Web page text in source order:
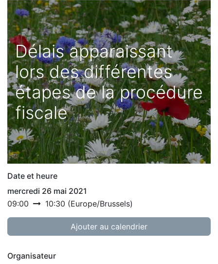
Délais apparaissant
lors des différentes
étapes de la procédure
fiscale
Date et heure
mercredi 26 mai 2021
09:00
10:30 (Europe/Brussels)
Ajouter au calendrier
Organisateur